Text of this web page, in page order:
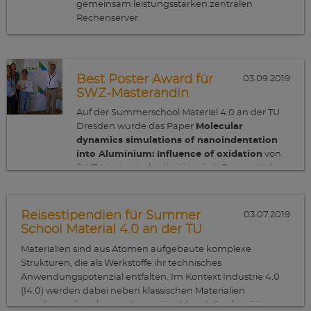
gemeinsam leistungsstarken zentralen
Rechenserver
03.09.2019
Best Poster Award für
SWZ-Masterandin
Auf der Summerschool Material 4.0 an der TU
Dresden wurde das Paper Molecular
dynamics simulations of nanoindentation
into Aluminium: Influence of oxidation von
SWZ-Masterstudentin Kieu-Anh Doan mit dem
führt ihre Masterarbeit unter der Leitung von
SWZ-Juniorprofessorin Gunkelmann und
der TU Clausthal durch.
In ihrer Arbeit werden Molekulardynamik-
Simulationen eingesetzt, um den Einfluss der
Oxidation auf die Indentation in Aluminium zu
untersuchen. Dieses Material wird durch
Oxidation stark beeinflusst, denn selbst unter
03.07.2019
Reisestipendien für Summer
School Material 4.0 an der TU
Dresden
Materialien sind aus Atomen aufgebaute komplexe
Strukturen, die als Werkstoffe ihr technisches
Anwendungspotenzial entfalten. Im Kontext Industrie 4.0
(I4.0) werden dabei neben klassischen Materialien
zunehmend auch neue innovative Materialien benötigt.